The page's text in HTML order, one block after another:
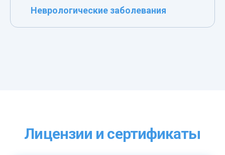
Неврологические заболевания
Лицензии и сертификаты